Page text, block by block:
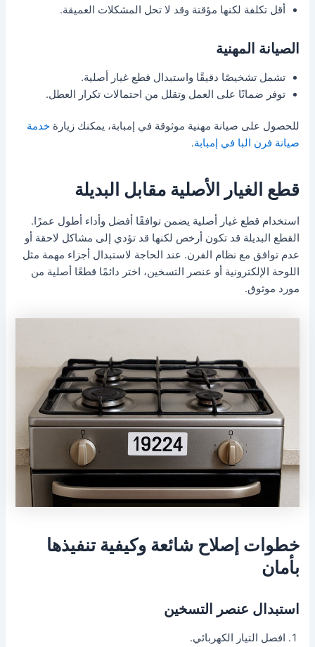
أقل تكلفة لكنها مؤقتة وقد لا تحل المشكلات العميقة.
الصيانة المهنية
تشمل تشخيصًا دقيقًا واستبدال قطع غيار أصلية.
توفر ضمانًا على العمل وتقلل من احتمالات تكرار العطل.
للحصول على صيانة مهنية موثوقة في إمبابة، يمكنك زيارةخدمة
صيانة فرن البا في إمبابة.
قطع الغيار الأصلية مقابل البديلة
استخدام قطع غيار أصلية يضمن توافقًا أفضل وأداء أطول عمرًا.
القطع البديلة قد تكون أرخص لكنها قد تؤدي إلى مشاكل لاحقة أو
عدم توافق مع نظام الفرن. عند الحاجة لاستبدال أجزاء مهمة مثل
اللوحة الإلكترونية أو عنصر التسخين، اختر دائمًا قطعًا أصلية من
مورد موثوق.
خطوات إصلاح شائعة وكيفية تنفيذها
بأمان
استبدال عنصر التسخين
افصل التيار الكهربائي.